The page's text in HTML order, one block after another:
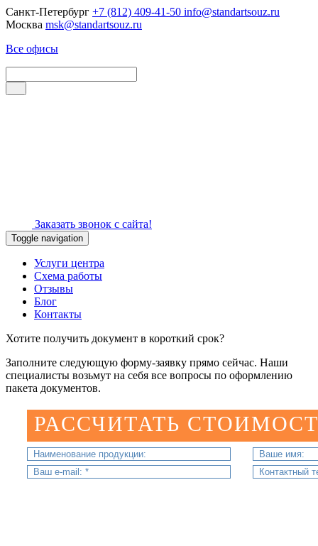
Санкт-Петербург +7 (812) 409-41-50 info@standartsouz.ru
Москва msk@standartsouz.ru
Все офисы
Заказать звонок с сайта!
Toggle navigation
Услуги центра
Схема работы
Отзывы
Блог
Контакты
Хотите получить документ в короткий срок?
Заполните следующую форму-заявку прямо сейчас. Наши
специалисты возьмут на себя все вопросы по оформлению
пакета документов.
РАССЧИТАТЬ